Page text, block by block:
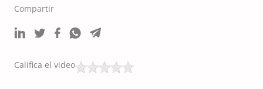
Compartir
Califica el video